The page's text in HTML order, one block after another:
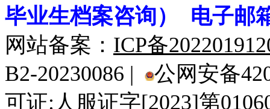
毕业生档案咨询） 电子邮
网站备案： ICP备
B2-20230086 |
公网安备
可证:人服证字[2023]第